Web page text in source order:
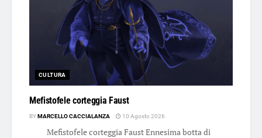
CULTURA
Mefistofele corteggia Faust
BYMARCELLO CACCIALANZA 10 Agosto 2026
Mefistofele corteggia Faust Ennesima botta di